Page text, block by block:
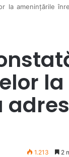
la amenințările
la
1.213 2